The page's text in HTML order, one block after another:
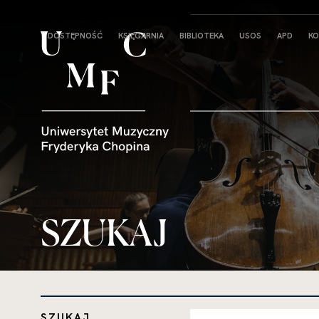
Strona
główna
DOSTĘPNOŚĆ KSIĘGARNIA BIBLIOTEKA USOS APD
SZUKAJ